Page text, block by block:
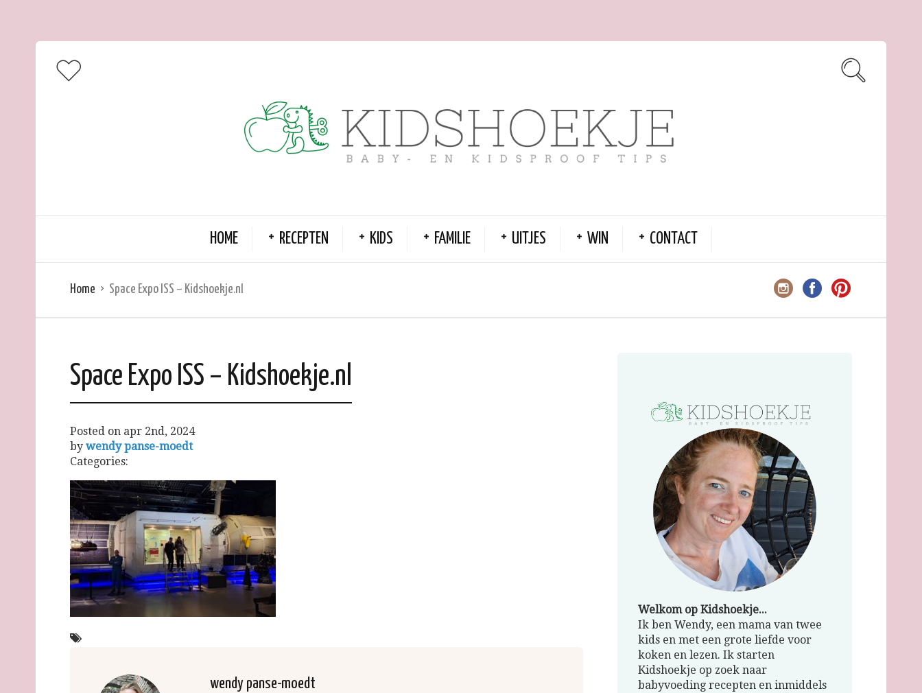
HOME RECEPTEN KIDS FAMILIE UITJES WIN CONTACT
Home Space Expo ISS – Kidshoekje.nl
Space Expo ISS – Kidshoekje.nl
Posted on apr 2nd, 2024
by wendy panse-moedt
Categories:
wendy panse-moedt
Welkom op Kidshoekje...
Ik ben Wendy, een mama van twee
kids en met een grote liefde voor
koken en lezen. Ik starten
Kidshoekje op zoek naar
babyvoeding recepten en inmiddels